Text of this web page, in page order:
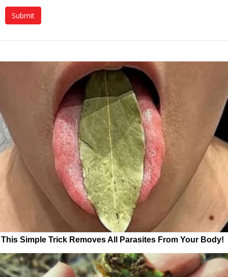
This Simple Trick Removes All Parasites From Your Body!